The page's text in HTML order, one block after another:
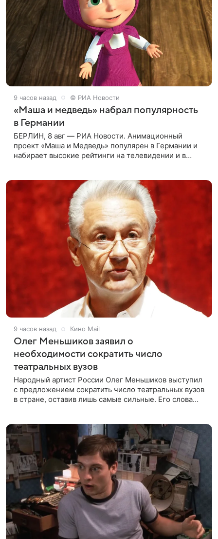
9 часов назад © РИА Новости
«Маша и медведь» набрал популярность
в Германии
БЕРЛИН, 8 авг — РИА Новости. Анимационный
проект «Маша и Медведь» популярен в Германии и
набирает высокие рейтинги на телевидении и в
9 часов назад Кино Mail
Олег Меньшиков заявил о
необходимости сократить число
театральных вузов
Народный артист России Олег Меньшиков выступил
с предложением сократить число театральных вузов
в стране, оставив лишь самые сильные. Его слова